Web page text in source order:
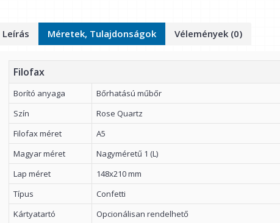
Leírás Méretek, Tulajdonságok Vélemények (0)
Filofax
Borító anyaga
Bőrhatású műbőr
Szín
Rose Quartz
Filofax méret
A5
Magyar méret
Nagyméretű 1 (L)
Lap méret
148x210 mm
Típus
Confetti
Kártyatartó
Opcionálisan rendelhető